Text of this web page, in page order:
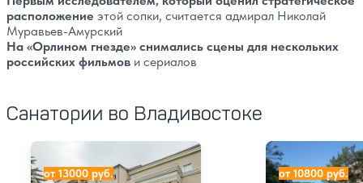
расположение этой сопки, считается адмирал Николай
Муравьев-Амурский
На «Орлином гнезде» снимались сцены для нескольких
российских фильмов и сериалов
Санатории во Владивостоке
Санаторий Амурский залив
от 13000 руб.
Санаторий
от 10800 руб.